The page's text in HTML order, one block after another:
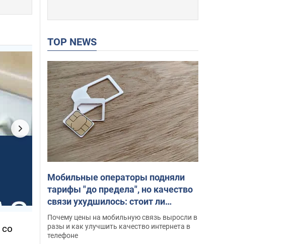
TOP NEWS
Мобильные операторы подняли
тарифы "до предела", но качество
связи ухудшилось: стоит ли
жаловаться на цены
Почему цены на мобильную связь выросли в
разы и как улучшить качество интернета в
телефоне